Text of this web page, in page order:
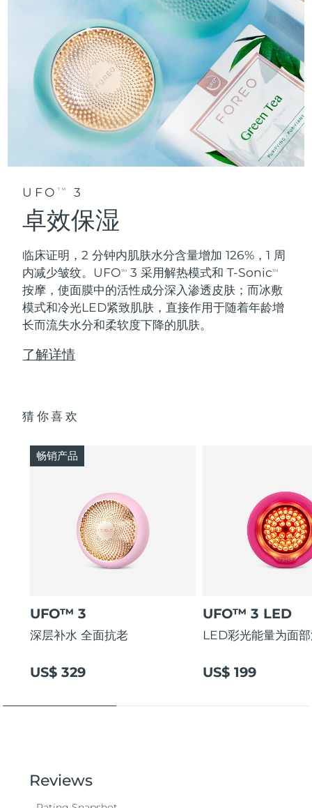
UFO TM 3
卓效保湿
临床证明，2 分钟内肌肤水分含量增加 126%，1 周
内减少皱纹。UFOTM 3 采用解热模式和 T-SonicTM
按摩，使面膜中的活性成分深入渗透皮肤；而冰敷
模式和冷光LED紧致肌肤，直接作用于随着年龄增
长而流失水分和柔软度下降的肌肤。
了解详情
猜你喜欢
UFO™ 3
深层补水 全面抗老
US$ 329
畅销产品
UFO™ 3 LED
LED彩光能量为面
US$ 199